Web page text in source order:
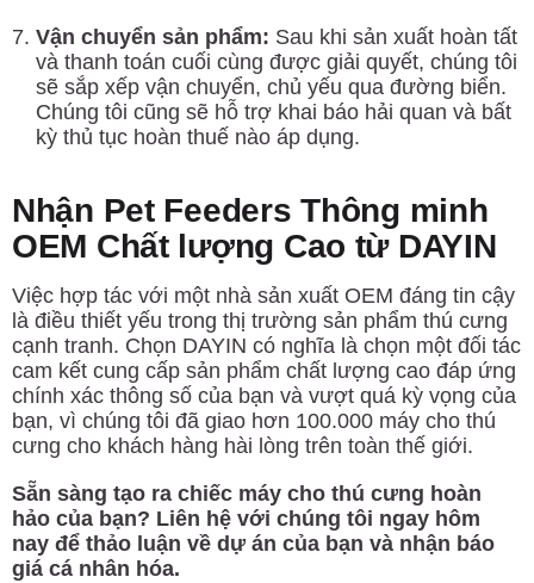
Vận chuyển sản phẩm: Sau khi sản xuất hoàn tất
và thanh toán cuối cùng được giải quyết, chúng tôi
sẽ sắp xếp vận chuyển, chủ yếu qua đường biển.
Chúng tôi cũng sẽ hỗ trợ khai báo hải quan và bất
kỳ thủ tục hoàn thuế nào áp dụng.
Nhận Pet Feeders Thông minh
OEM Chất lượng Cao từ DAYIN
Việc hợp tác với một nhà sản xuất OEM đáng tin cậy
là điều thiết yếu trong thị trường sản phẩm thú cưng
cạnh tranh. Chọn DAYIN có nghĩa là chọn một đối tác
cam kết cung cấp sản phẩm chất lượng cao đáp ứng
chính xác thông số của bạn và vượt quá kỳ vọng của
bạn, vì chúng tôi đã giao hơn 100.000 máy cho thú
cưng cho khách hàng hài lòng trên toàn thế giới.
Sẵn sàng tạo ra chiếc máy cho thú cưng hoàn
hảo của bạn? Liên hệ với chúng tôi ngay hôm
nay để thảo luận về dự án của bạn và nhận báo
giá cá nhân hóa.